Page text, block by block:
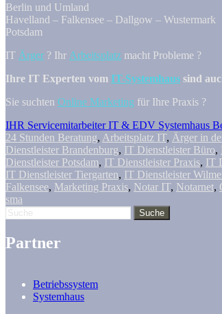
Berlin und Umland
Havelland – Falkensee – Dallgow – Wustermark
Potsdam
IT Ärger ? Ihr Arbeitsplatz macht Probleme ?
Ihre IT Experten vom IT-Systemhaus sind
Sie suchten Online Marketing für Ihre Praxis ?
IHR Servicemitarbeiter IT & EDV Systemhaus
24 Stunden Beratung, Arbeitsplatz IT, Ärger in
Dienstleister Brandenburg, IT Dienstleister Büro,
Dienstleister Potsdam, IT Dienstleister Praxis, IT
IT Dienstleister Tiergarten, IT Dienstleister
Falkensee, Marketing Praxis, Notar IT, Notarnet,
sma
Partner
Betriebssystem
Systemhaus